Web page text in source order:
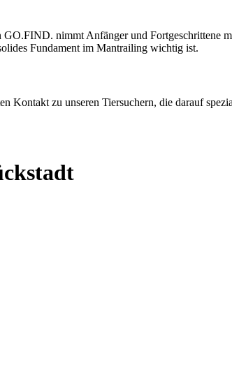
GO.FIND. nimmt Anfänger und Fortgeschrittene
Fundament im Mantrailing wichtig ist.
Kontakt zu unseren Tiersuchern, die darauf